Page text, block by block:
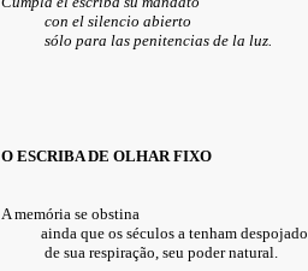
con el silencio abierto
sólo para las penitencias de la luz.
O ESCRIBA DE OLHAR FIXO
A memória se obstina
ainda que os séculos a tenham despojado
de sua respiração, seu poder natural.